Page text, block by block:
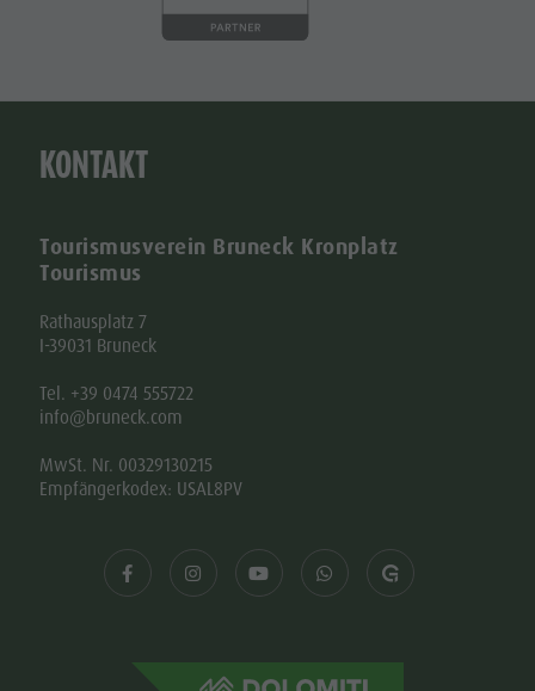
KONTAKT
Tourismusverein Bruneck Kronplatz
Tourismus
Rathausplatz 7
I-39031 Bruneck
Tel. +39 0474 555722
info@bruneck.com
MwSt. Nr. 00329130215
Empfängerkodex: USAL8PV